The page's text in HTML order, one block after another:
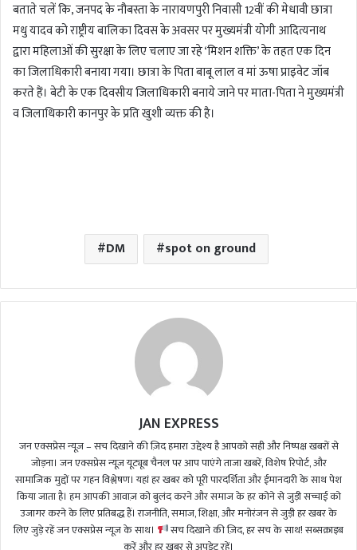
बताते चलें कि, जनपद के नौबस्ता के नारायणपुरी निवासी 12वीं की मेधावी छात्रा
मधु यादव को राष्ट्रीय बालिका दिवस के अवसर पर मुख्यमंत्री योगी आदित्यनाथ
द्वारा महिलाओं की सुरक्षा के लिए चलाए जा रहे ‘मिशन शक्ति’ के तहत एक दिन
का जिलाधिकारी बनाया गया। छात्रा के पिता बाबू लाल व मां ऊषा प्राइवेट जॉब
करते हैं। बेटी के एक दिवसीय जिलाधिकारी बनाये जाने पर माता-पिता ने मुख्यमंत्री
व जिलाधिकारी कानपुर के प्रति खुशी व्यक्त की है।
DM spot on ground
JAN EXPRESS
जन एक्सप्रेस न्यूज़ – सच दिखाने की ज़िद हमारा उद्देश्य है आपको सही और निष्पक्ष खबरों से
जोड़ना। जन एक्सप्रेस न्यूज़ यूट्यूब चैनल पर आप पाएंगे ताजा खबरें, विशेष रिपोर्ट, और
सामाजिक मुद्दों पर गहन विश्लेषण। यहां हर खबर को पूरी पारदर्शिता और ईमानदारी के साथ पेश
किया जाता है। हम आपकी आवाज़ को बुलंद करने और समाज के हर कोने से जुड़ी सच्चाई को
उजागर करने के लिए प्रतिबद्ध हैं। राजनीति, समाज, शिक्षा, और मनोरंजन से जुड़ी हर खबर के
लिए जुड़े रहें जन एक्सप्रेस न्यूज़ के साथ।
सच दिखाने की ज़िद, हर सच के साथ! सब्सक्राइब